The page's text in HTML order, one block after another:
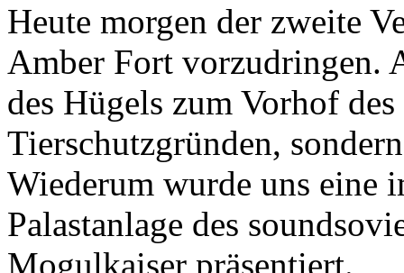
Heute morgen der zweite
Amber Fort vorzudringen.
des Hügels zum Vorhof
Tierschutzgründen,
Wiederum wurde uns eine
Palastanlage des
Mogulkaiser präsentiert.